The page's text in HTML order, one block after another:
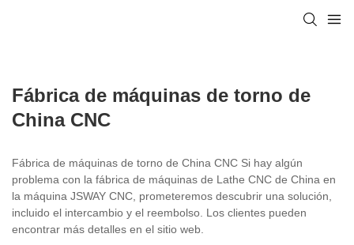
Fábrica de máquinas de torno de
China CNC
Fábrica de máquinas de torno de China CNC Si hay algún
problema con la fábrica de máquinas de Lathe CNC de China en
la máquina JSWAY CNC, prometeremos descubrir una solución,
incluido el intercambio y el reembolso. Los clientes pueden
encontrar más detalles en el sitio web.